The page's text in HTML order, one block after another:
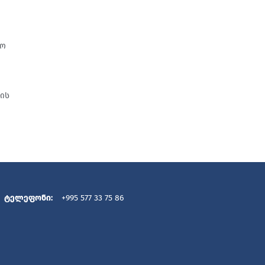
ტელეფონი: +995 577 33 75 86